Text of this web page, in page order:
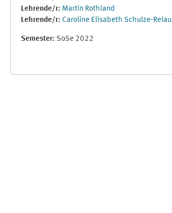
Lehrende/r: Martin Rothland
Lehrende/r: Caroline Elisabeth Schulze-Relau
Semester: SoSe 2022